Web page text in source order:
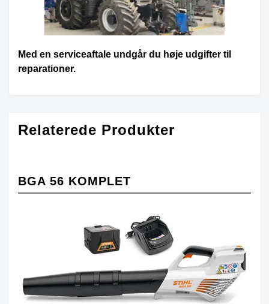
Med en serviceaftale undgår du høje udgifter til
reparationer.
Relaterede Produkter
BGA 56 KOMPLET